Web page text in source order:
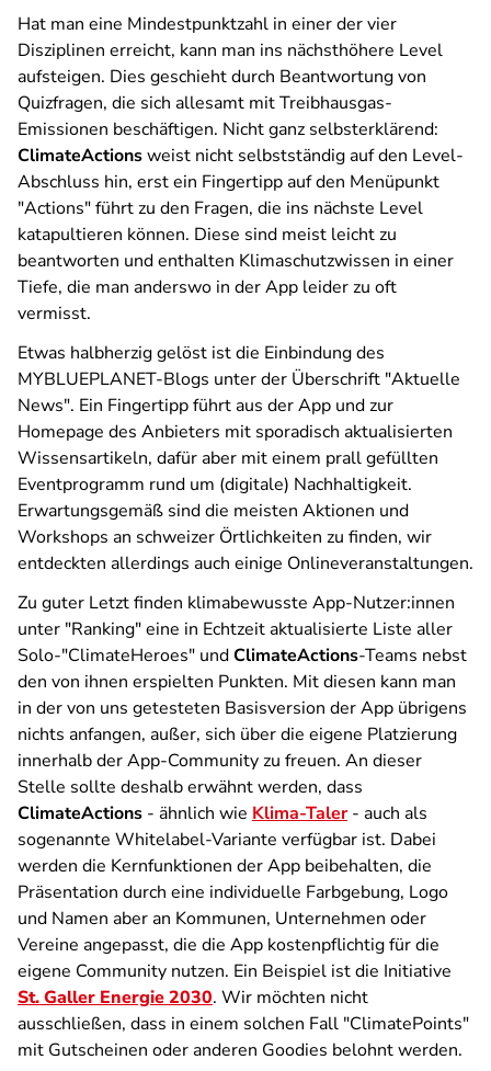
Hat man eine Mindestpunktzahl in einer der vier
Disziplinen erreicht, kann man ins nächsthöhere Level
aufsteigen. Dies geschieht durch Beantwortung von
Quizfragen, die sich allesamt mit Treibhausgas-
Emissionen beschäftigen. Nicht ganz selbsterklärend:
ClimateActionsweist nicht selbstständig auf den Level-
Abschluss hin, erst ein Fingertipp auf den Menüpunkt
"Actions" führt zu den Fragen, die ins nächste Level
katapultieren können. Diese sind meist leicht zu
beantworten und enthalten Klimaschutzwissen in einer
Tiefe, die man anderswo in der App leider zu oft
vermisst.
Etwas halbherzig gelöst ist die Einbindung des
MYBLUEPLANET-Blogs unter der Überschrift "Aktuelle
News". Ein Fingertipp führt aus der App und zur
Homepage des Anbieters mit sporadisch aktualisierten
Wissensartikeln, dafür aber mit einem prall gefüllten
Eventprogramm rund um (digitale) Nachhaltigkeit.
Erwartungsgemäß sind die meisten Aktionen und
Workshops an schweizer Örtlichkeiten zu finden, wir
entdeckten allerdings auch einige Onlineveranstaltungen.
Zu guter Letzt finden klimabewusste App-Nutzer:innen
unter "Ranking" eine in Echtzeit aktualisierte Liste aller
Solo-"ClimateHeroes" undClimateActions-Teams nebst
den von ihnen erspielten Punkten. Mit diesen kann man
in der von uns getesteten Basisversion der App übrigens
nichts anfangen, außer, sich über die eigene Platzierung
innerhalb der App-Community zu freuen. An dieser
Stelle sollte deshalb erwähnt werden, dass
ClimateActions - ähnlich wie Klima-Taler- auch als
sogenannte Whitelabel-Variante verfügbar ist. Dabei
werden die Kernfunktionen der App beibehalten, die
Präsentation durch eine individuelle Farbgebung, Logo
und Namen aber an Kommunen, Unternehmen oder
Vereine angepasst, die die App kostenpflichtig für die
eigene Community nutzen. Ein Beispiel ist die Initiative
St. Galler Energie 2030. Wir möchten nicht
ausschließen, dass in einem solchen Fall "ClimatePoints"
mit Gutscheinen oder anderen Goodies belohnt werden.